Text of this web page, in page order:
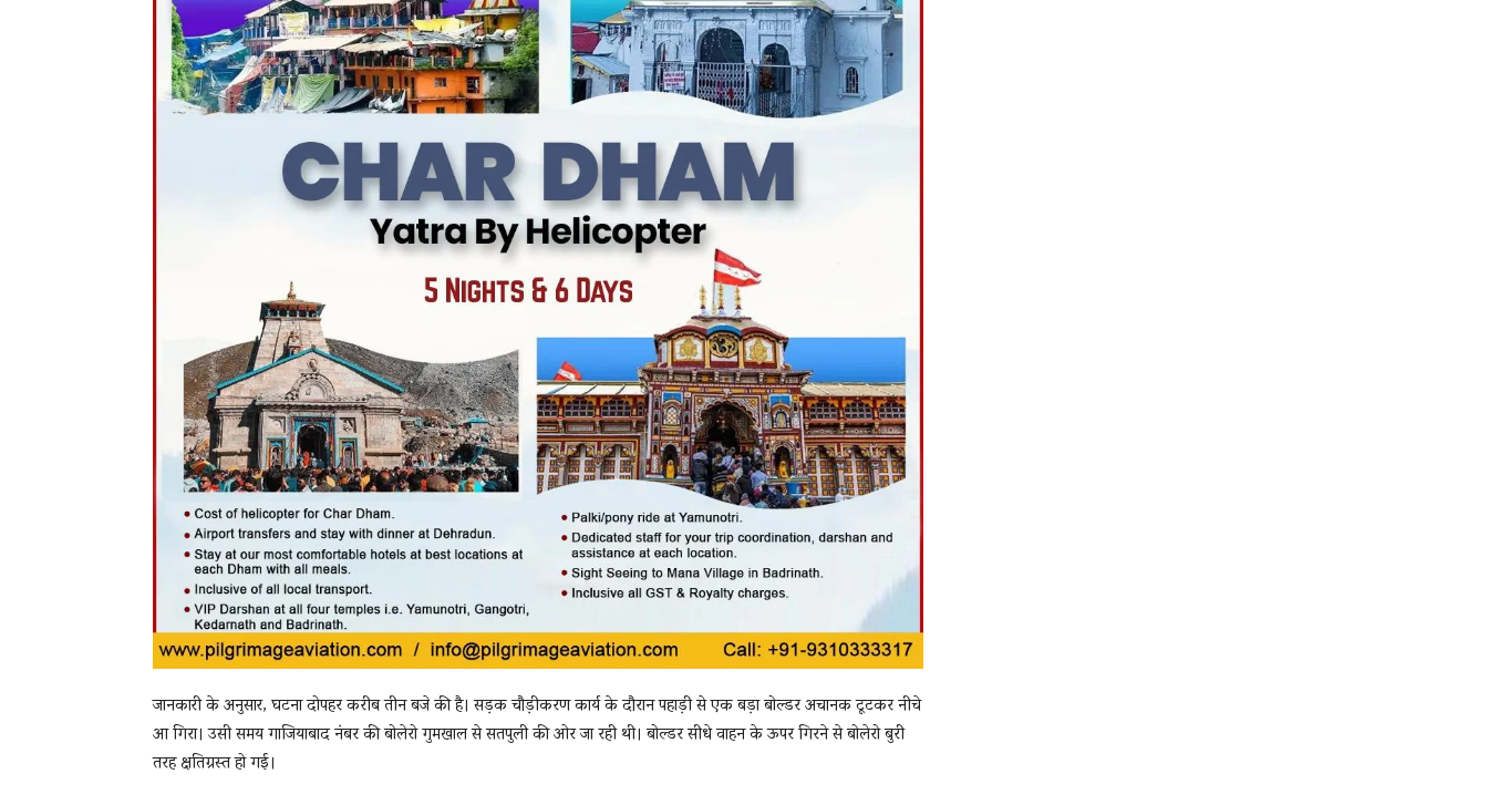
जानकारी के अनुसार, घटना दोपहर करीब तीन बजे की है। सड़क चौड़ीकरण कार्य के दौरान पहाड़ी से एक बड़ा बोल्डर अचानक टूटकर नीचे
आ गिरा। उसी समय गाजियाबाद नंबर की बोलेरो गुमखाल से सतपुली की ओर जा रही थी। बोल्डर सीधे वाहन के ऊपर गिरने से बोलेरो बुरी
तरह क्षतिग्रस्त हो गई।